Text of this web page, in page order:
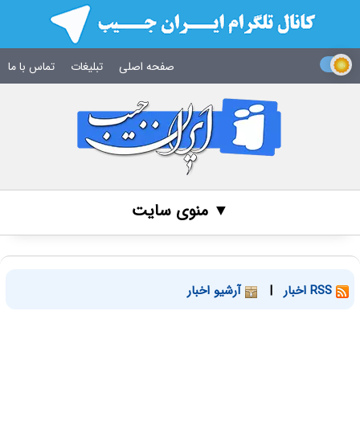
صفحه اصلی تبلیغات تماس با ما
▼ منوی سایت
| آرشیو اخبار